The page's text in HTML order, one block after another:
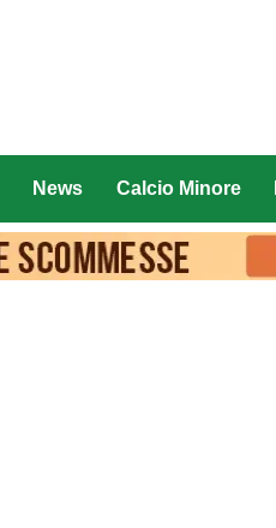
News Calcio Minore